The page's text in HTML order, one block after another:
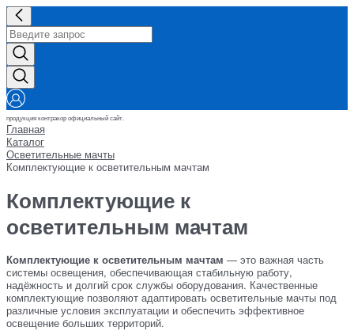
продукция контракор официальный сайт.
Главная
Каталог
Осветительные мачты
Комплектующие к осветительным мачтам
Комплектующие к
осветительным мачтам
Комплектующие к осветительным мачтам — это важная часть
системы освещения, обеспечивающая стабильную работу,
надёжность и долгий срок службы оборудования. Качественные
комплектующие позволяют адаптировать осветительные мачты под
различные условия эксплуатации и обеспечить эффективное
освещение больших территорий.